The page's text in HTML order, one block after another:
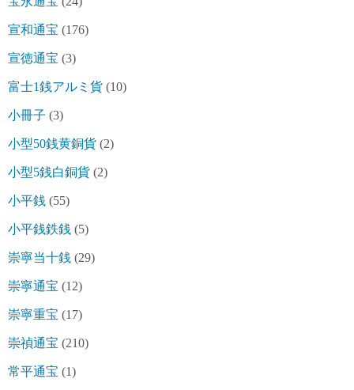
宣和通宝 (176)
宣徳通宝 (3)
富士1銭アルミ貨 (10)
小冊子 (3)
小型50銭黄銅貨 (2)
小型5銭白銅貨 (2)
小平銭 (55)
小平銭鉄銭 (5)
崇寧当十銭 (29)
崇寧通宝 (12)
崇寧重宝 (17)
崇禎通宝 (210)
常平通宝 (1)